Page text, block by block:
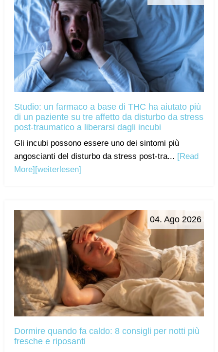
Studio: un farmaco a base di THC ha aiutato più
di un paziente su tre affetto da disturbo da stress
post-traumatico a liberarsi dagli incubi
Gli incubi possono essere uno dei sintomi più
angoscianti del disturbo da stress post-tra... [Read
More] [weiterlesen]
04. Ago 2026
Dormire quando fa caldo: 8 consigli per notti più
fresche e riposanti